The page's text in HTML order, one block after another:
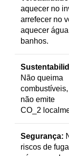
aquecer no
arrefecer no
aquecer
banhos.
Não queima
não emite
CO_2
Segurança:
riscos de